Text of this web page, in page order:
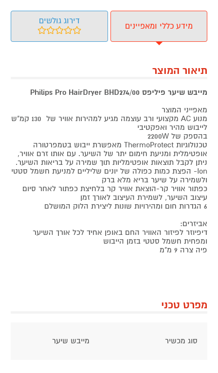
מידע כללי ומאפיינים
דירוג גולשים
תיאור המוצר
מייבש שיער פיליפס Philips Pro HairDryer BHD274/00
מאפייני המוצר
מנוע AC מקצועי ורב עוצמה מגיע למהירות אוויר של 130 קמ"ש
לייבוש מהיר ואפקטיבי
בהספק של 2200W
טכנולוגיות ThermoProtect מאפשרת ייבוש בטמפרטורה
אופטימלית ומניעת חימום יתר של השיער. עם אותו זרם אוויר,
ניתן לקבל תוצאות אופטימליות תוך שמירה על בריאות השיער.
Ion- הפצת כמות כפולה של יונים שליליים למניעת חשמל סטטי
ולשמירה על שיער בריא מלא ברק
כפתור אוויר קר-הוצאת אוויר קר בלחיצת כפתור לאחר סיום
עיצוב השיער, לשמירת העיצוב לאורך זמן
6 הגדרות חום ומהירויות שונות ליצירת הלוק המושלם
אביזרים:
דיפיוזר לפיזור האוויר החם באופן אחיד לכל אורך השיער
ומפחית חשמל סטטי בזמן הייבוש
פיה צרה 9 מ"מ
מפרט טכני
סוג מכשיר מייבש שיער